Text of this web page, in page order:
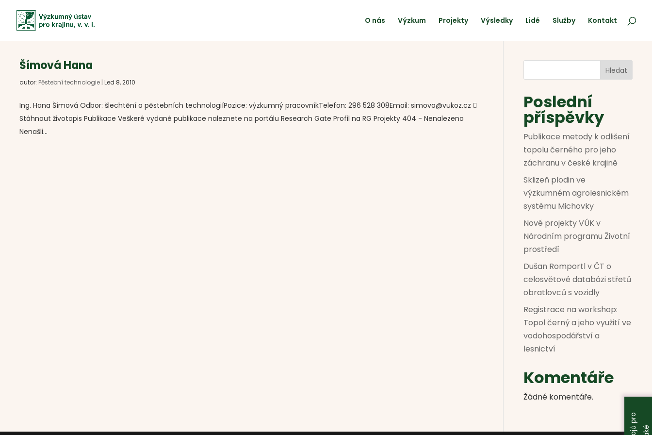
O nás Výzkum Projekty Výsledky Lidé Služby Kontakt
Šímová Hana
autor: Pěstební technologie |Led 8, 2010
Ing. Hana Šímová Odbor: šlechtění a pěstebních technologiíPozice: výzkumný pracovníkTelefon: 296 528 308Email: simova@vukoz.cz 
Stáhnout životopis Publikace Veškeré vydané publikace naleznete na portálu Research Gate Profil na RG Projekty 404 - Nenalezeno
Nenašli...
Hledat
Poslední
příspěvky
Publikace metody k odlišení
topolu černého pro jeho
záchranu v české krajině
Sklizeň plodin ve
výzkumném agrolesnickém
systému Michovky
Nové projekty VÚK v
Národním programu Životní
prostředí
Dušan Romportl v ČT o
celosvětové databázi střetů
obratlovců s vozidly
Registrace na workshop:
Topol černý a jeho využití ve
vodohospodářství a
lesnictví
Komentáře
Žádné komentáře.